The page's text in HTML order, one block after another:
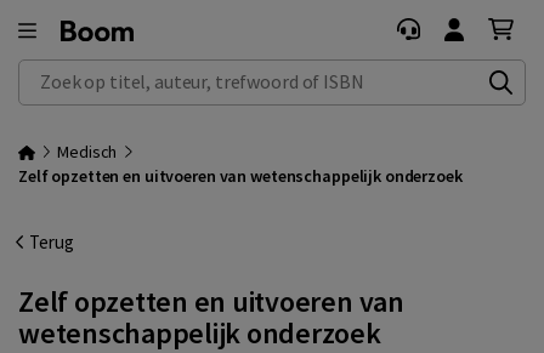
Zoek op titel, auteur, trefwoord of ISBN
Medisch
Zelf opzetten en uitvoeren van wetenschappelijk onderzoek
Terug
Zelf opzetten en uitvoeren van
wetenschappelijk onderzoek